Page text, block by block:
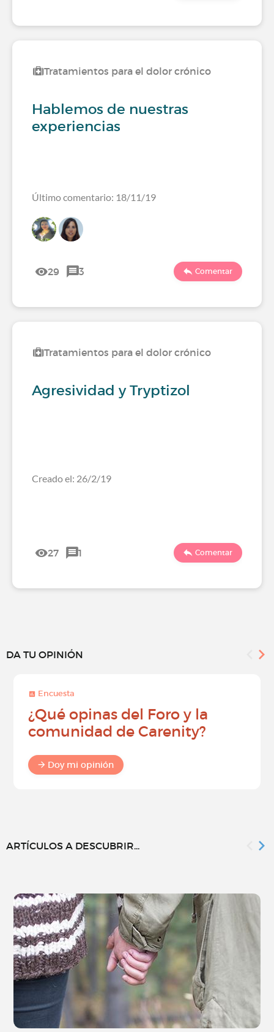
Tratamientos para el dolor crónico
Hablemos de nuestras
experiencias
Último comentario: 18/11/19
29 3 Comentar
Tratamientos para el dolor crónico
Agresividad y Tryptizol
Creado el: 26/2/19
27 1 Comentar
DA TU OPINIÓN
Encuesta
¿Qué opinas del Foro y la
comunidad de Carenity?
Doy mi opinión
ARTÍCULOS A DESCUBRIR...